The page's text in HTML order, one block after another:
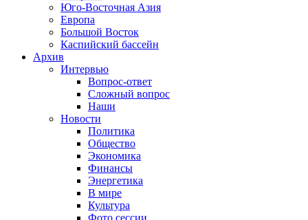
Юго-Восточная Азия
Европа
Большой Восток
Каспийский бассейн
Архив
Интервью
Вопрос-ответ
Сложный вопрос
Наши
Новости
Политика
Общество
Экономика
Финансы
Энергетика
В мире
Культура
Фото сессии